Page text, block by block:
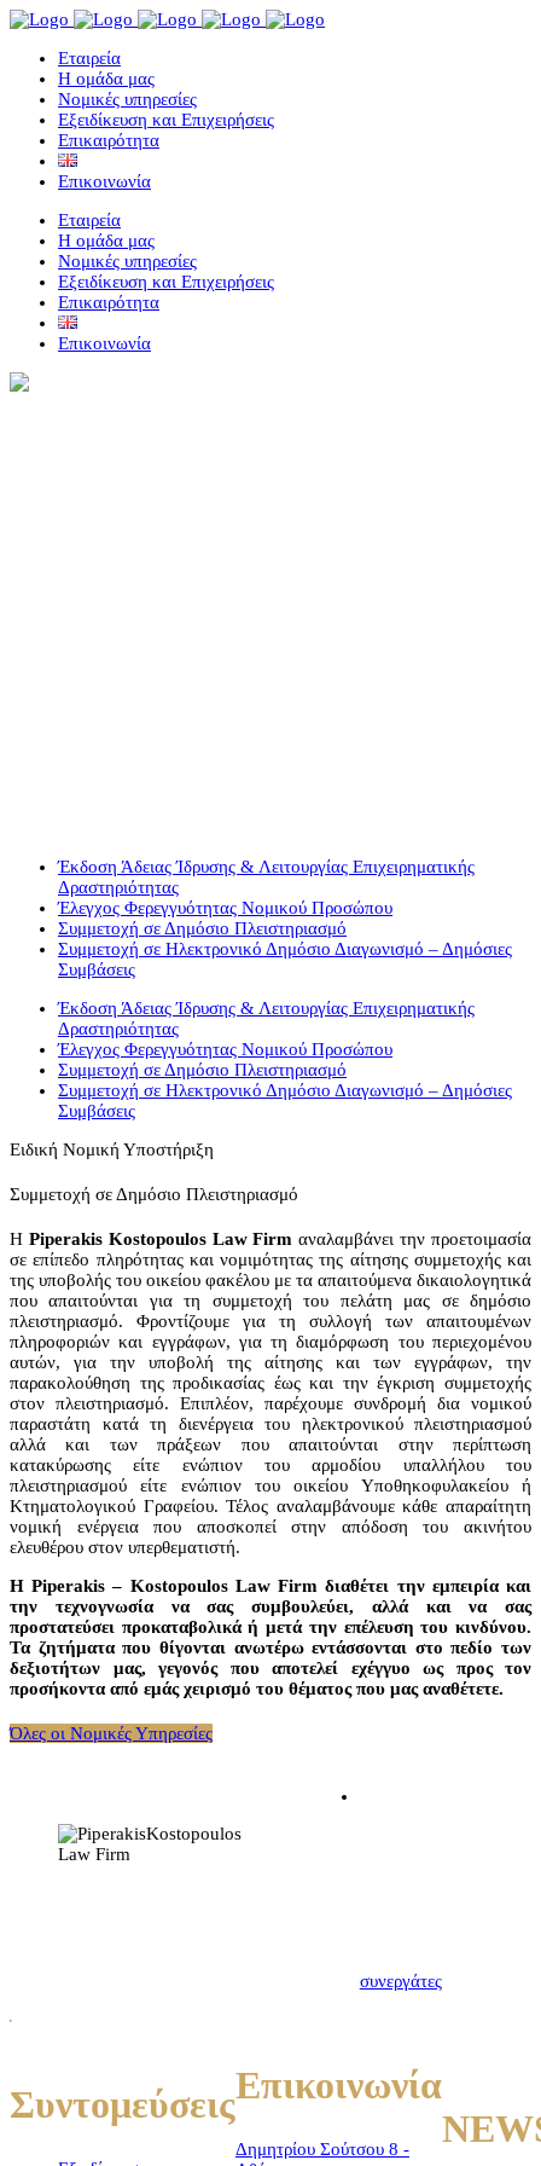
Eταιρεία
Η ομάδα μας
Νομικές υπηρεσίες
Εξειδίκευση και Επιχειρήσεις
Επικαιρότητα
Επικοινωνία
Eταιρεία
Η ομάδα μας
Νομικές υπηρεσίες
Εξειδίκευση και Επιχειρήσεις
Επικαιρότητα
Επικοινωνία
Έκδοση Άδειας Ίδρυσης & Λειτουργίας Επιχειρηματικής
Δραστηριότητας
Έλεγχος Φερεγγυότητας Νομικού Προσώπου
Συμμετοχή σε Δημόσιο Πλειστηριασμό
Συμμετοχή σε Ηλεκτρονικό Δημόσιο Διαγωνισμό – Δημόσιες
Συμβάσεις
Έκδοση Άδειας Ίδρυσης & Λειτουργίας Επιχειρηματικής
Δραστηριότητας
Έλεγχος Φερεγγυότητας Νομικού Προσώπου
Συμμετοχή σε Δημόσιο Πλειστηριασμό
Συμμετοχή σε Ηλεκτρονικό Δημόσιο Διαγωνισμό – Δημόσιες
Συμβάσεις
Ειδική Νομική Υποστήριξη
Συμμετοχή σε Δημόσιο Πλειστηριασμό
Η Piperakis Kostopoulos Law Firm αναλαμβάνει την προετοιμασία
σε επίπεδο πληρότητας και νομιμότητας της αίτησης συμμετοχής και
της υποβολής του οικείου φακέλου με τα απαιτούμενα δικαιολογητικά
που απαιτούνται για τη συμμετοχή του πελάτη μας σε δημόσιο
πλειστηριασμό. Φροντίζουμε για τη συλλογή των απαιτουμένων
πληροφοριών και εγγράφων, για τη διαμόρφωση του περιεχομένου
αυτών, για την υποβολή της αίτησης και των εγγράφων, την
παρακολούθηση της προδικασίας έως και την έγκριση συμμετοχής
στον πλειστηριασμό. Επιπλέον, παρέχουμε συνδρομή δια νομικού
παραστάτη κατά τη διενέργεια του ηλεκτρονικού πλειστηριασμού
αλλά και των πράξεων που απαιτούνται στην περίπτωση
κατακύρωσης είτε ενώπιον του αρμοδίου υπαλλήλου του
πλειστηριασμού είτε ενώπιον του οικείου Υποθηκοφυλακείου ή
Κτηματολογικού Γραφείου. Τέλος αναλαμβάνουμε κάθε απαραίτητη
νομική ενέργεια που αποσκοπεί στην απόδοση του ακινήτου
ελευθέρου στον υπερθεματιστή.
Η Piperakis – Kostopoulos Law Firm διαθέτει την εμπειρία και
την τεχνογνωσία να σας συμβουλεύει, αλλά και να σας
προστατεύσει προκαταβολικά ή μετά την επέλευση του κινδύνου.
Τα ζητήματα που θίγονται ανωτέρω εντάσσονται στο πεδίο των
δεξιοτήτων μας, γεγονός που αποτελεί εχέγγυο ως προς τον
προσήκοντα από εμάς χειρισμό του θέματος που μας αναθέτετε.
Όλες οι Νομικές Υπηρεσίες
συνεργάτες
ΣυντομεύσειςΕπικοινωνία
Δημητρίου Σούτσου 8 -